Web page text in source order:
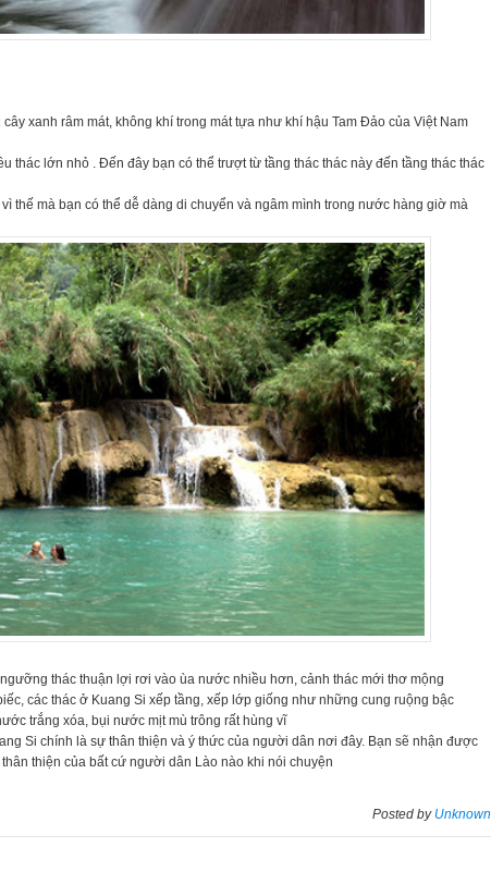
xanh râm mát, không khí trong mát tựa như khí hậu Tam Đảo của Việt Nam
thác lớn nhỏ . Đến đây bạn có thể trượt từ tầng thác thác này đến tầng thác thác
thế mà bạn có thể dễ dàng di chuyển và ngâm mình trong nước hàng giờ mà
thác thuận lợi rơi vào ùa nước nhiều hơn, cảnh thác mới thơ mộng
các thác ở Kuang Si xếp tầng, xếp lớp giống như những cung ruộng bậc
trắng xóa, bụi nước mịt mù trông rất hùng vĩ
Si chính là sự thân thiện và ý thức của người dân nơi đây. Bạn sẽ nhận được
thiện của bất cứ người dân Lào nào khi nói chuyện
Posted by Unknown